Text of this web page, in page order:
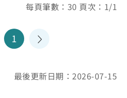
每頁筆數：30 頁次：1/1
1
最後更新日期：2026-07-15